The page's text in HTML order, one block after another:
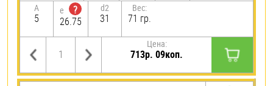
A
5
e
?
26.75
d2
31
Вес:
71 гр.
Цена:
713р. 09коп.